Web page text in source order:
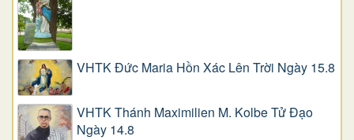
VHTK Đức Maria Hồn Xác Lên Trời Ngày 15.8
VHTK Thánh Maximilien M. Kolbe Tử Đạo
Ngày 14.8